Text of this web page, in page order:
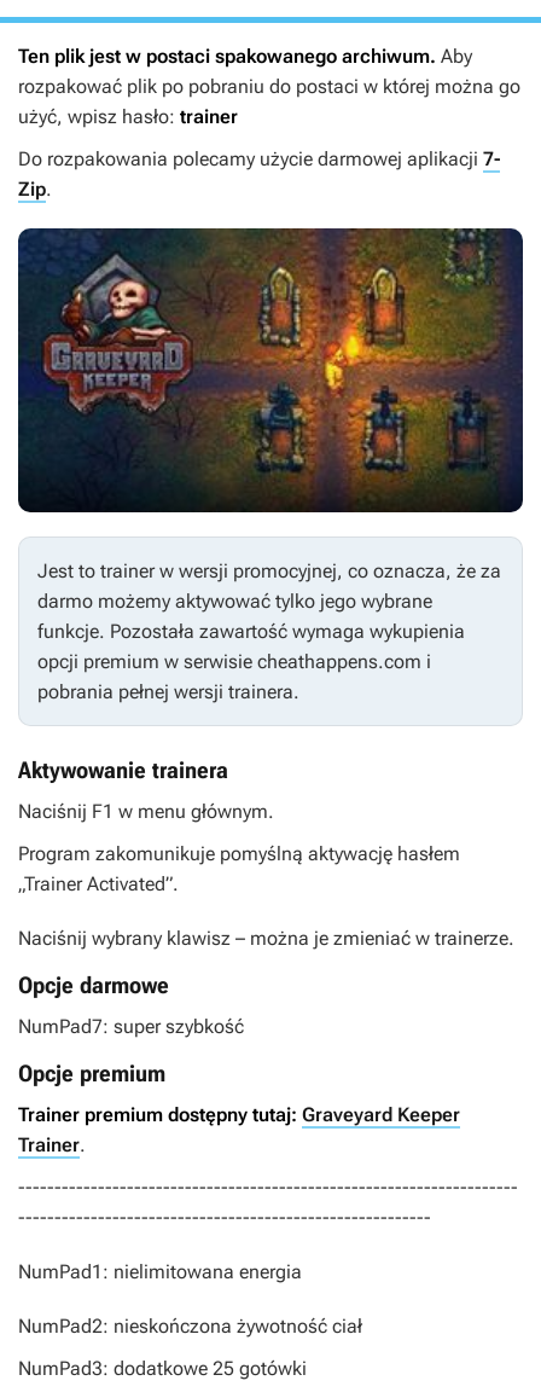
Ten plik jest w postaci spakowanego archiwum. Aby
rozpakować plik po pobraniu do postaci w której można go
użyć, wpisz hasło: trainer
Do rozpakowania polecamy użycie darmowej aplikacji 7-
Zip.
Jest to trainer w wersji promocyjnej, co oznacza, że za
darmo możemy aktywować tylko jego wybrane
funkcje. Pozostała zawartość wymaga wykupienia
opcji premium w serwisie cheathappens.com i
pobrania pełnej wersji trainera.
Aktywowanie trainera
Naciśnij F1 w menu głównym.
Program zakomunikuje pomyślną aktywację hasłem
„Trainer Activated”.
Naciśnij wybrany klawisz – można je zmieniać w trainerze.
Opcje darmowe
NumPad7: super szybkość
Opcje premium
Trainer premium dostępny tutaj: Graveyard Keeper
Trainer.
---------------------------------------------------------------------
---------------------------------------------------------
NumPad1: nielimitowana energia
NumPad2: nieskończona żywotność ciał
NumPad3: dodatkowe 25 gotówki